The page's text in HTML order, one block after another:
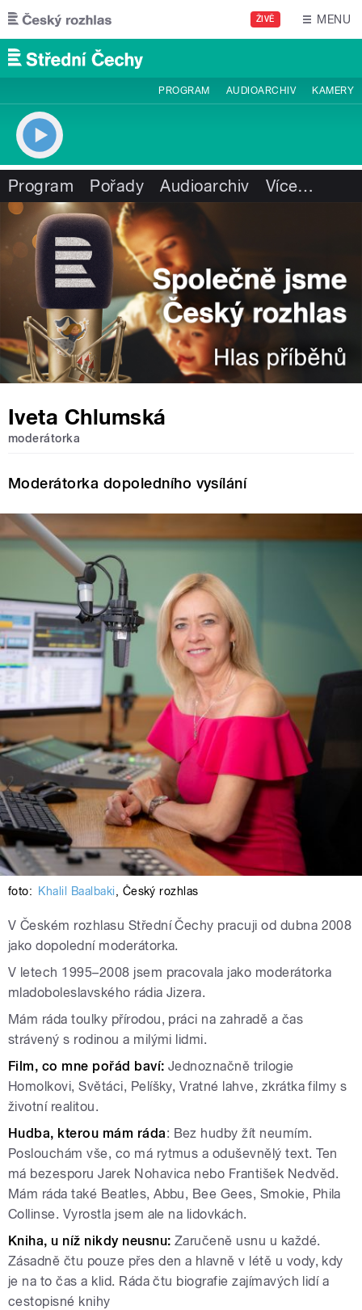
Přejít k hlavnímu obsahu
ŽIVĚ MENU
PROGRAM AUDIOARCHIV KAMERY
Program Pořady Audioarchiv Více…
Iveta Chlumská
moderátorka
Moderátorka dopoledního vysílání
foto: Khalil Baalbaki, Český rozhlas
V Českém rozhlasu Střední Čechy pracuji od dubna 2008
jako dopolední moderátorka.
V letech 1995–2008 jsem pracovala jako moderátorka
mladoboleslavského rádia Jizera.
Mám ráda toulky přírodou, práci na zahradě a čas
strávený s rodinou a milými lidmi.
Film, co mne pořád baví: Jednoznačně trilogie
Homolkovi, Světáci, Pelíšky, Vratné lahve, zkrátka filmy s
životní realitou.
Hudba, kterou mám ráda: Bez hudby žít neumím.
Poslouchám vše, co má rytmus a oduševnělý text. Ten
má bezesporu Jarek Nohavica nebo František Nedvěd.
Mám ráda také Beatles, Abbu, Bee Gees, Smokie, Phila
Collinse. Vyrostla jsem ale na lidovkách.
Kniha, u níž nikdy neusnu: Zaručeně usnu u každé.
Zásadně čtu pouze přes den a hlavně v létě u vody, kdy
je na to čas a klid. Ráda čtu biografie zajímavých lidí a
cestopisné knihy